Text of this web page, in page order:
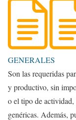
GENERALES
Son las requeridas
y productivo, sin
o el tipo de actividad,
genéricas. Además,